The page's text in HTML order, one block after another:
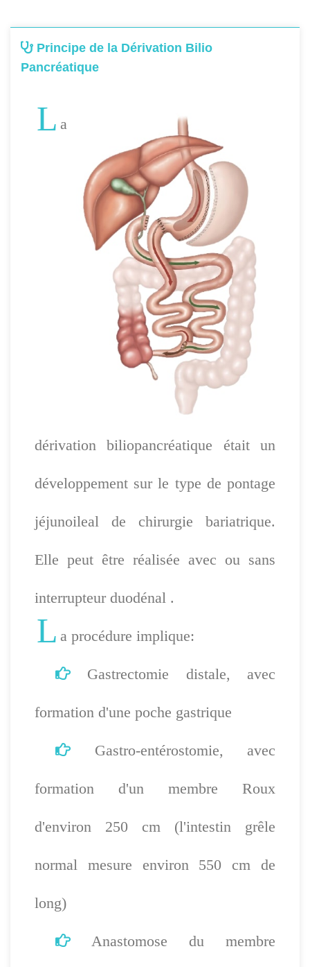
Principe de la Dérivation Bilio
Pancréatique
L a
dérivation biliopancréatique était un
développement sur le type de pontage
jéjunoileal de chirurgie bariatrique.
Elle peut être réalisée avec ou sans
interrupteur duodénal .
L a procédure implique:
Gastrectomie distale, avec
formation d'une poche gastrique
Gastro-entérostomie, avec
formation d'un membre Roux
d'environ 250 cm (l'intestin grêle
normal mesure environ 550 cm de
long)
Anastomose du membre